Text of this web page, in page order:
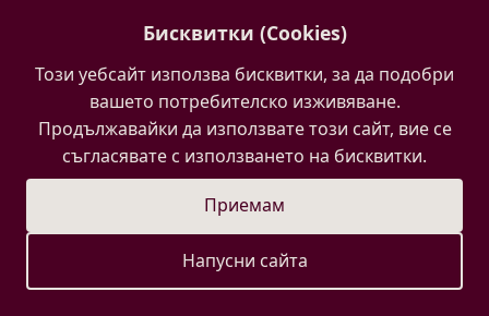
лазерно
елемент бирен
Честит юбилей
Лазерно
изрязан
надпис
Бисквитки (Cookies)
Този уебсайт използва бисквитки, за да подобри
вашето потребителско изживяване.
Продължавайки да използвате този сайт, вие се
съгласявате с използването на бисквитки.
Приемам
Напусни сайта